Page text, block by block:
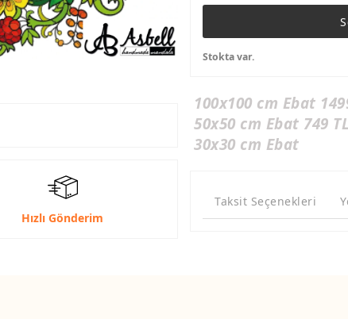
Hızlı Gönderim
Stokta var.
100x100 cm Ebat
50x50 cm Ebat 749 TL
30x30 cm Ebat
Taksit Seçenekleri